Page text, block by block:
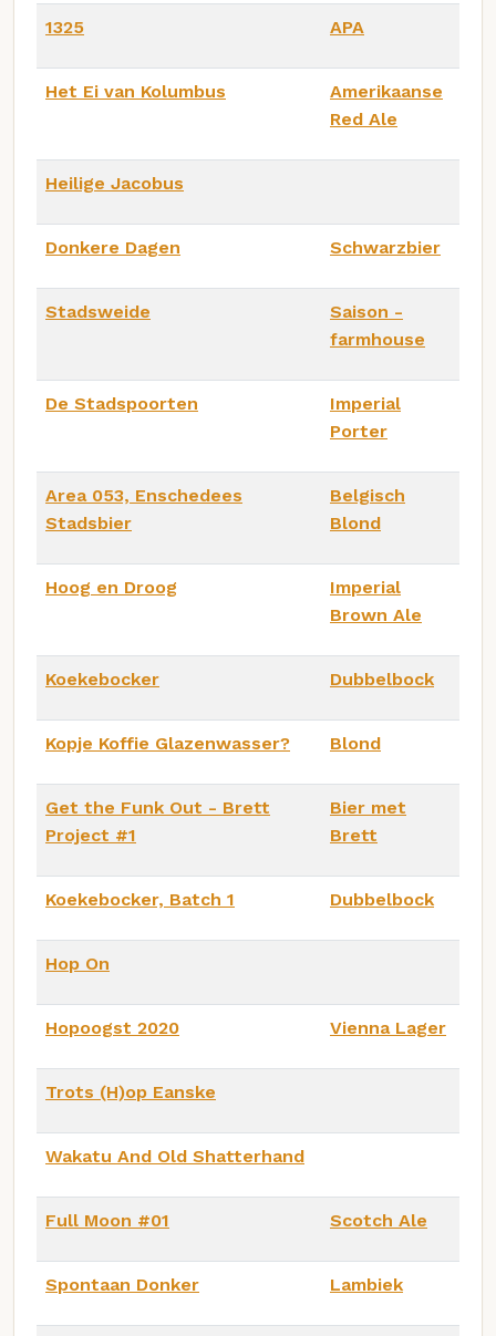
1325 APA
Het Ei van Kolumbus
Amerikaanse
Red Ale
Heilige Jacobus
Donkere Dagen Schwarzbier
Stadsweide
Saison -
farmhouse
De Stadspoorten
Imperial
Porter
Area 053, Enschedees
Stadsbier
Belgisch
Blond
Hoog en Droog
Imperial
Brown Ale
Koekebocker Dubbelbock
Kopje Koffie Glazenwasser? Blond
Get the Funk Out - Brett
Project #1
Bier met
Brett
Koekebocker, Batch 1 Dubbelbock
Hop On
Hopoogst 2020 Vienna Lager
Trots (H)op Eanske
Wakatu And Old Shatterhand
Full Moon #01 Scotch Ale
Spontaan Donker Lambiek